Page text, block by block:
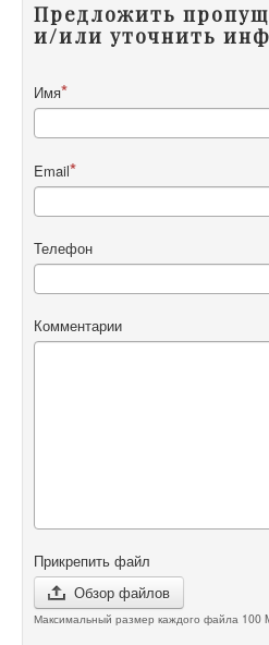
Предложить
и/или уточнить
Имя
Email
Телефон
Комментарии
Прикрепить файл
Обзор файлов
Максимальный размер каждого файла 100